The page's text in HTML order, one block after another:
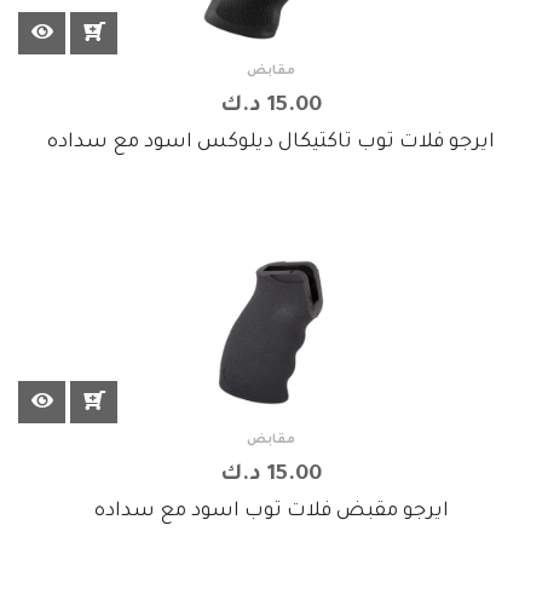
مقابض
15.00 د.ك
ايرجو فلات توب تاكتيكال ديلوكس اسود مع سداده
مقابض
15.00 د.ك
ايرجو مقبض فلات توب اسود مع سداده